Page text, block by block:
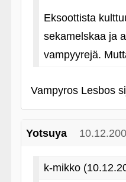
Eksoottista
sekamelskaa ja
vampyyrejä.
Vampyros Lesbos
Yotsuya
k-mikko